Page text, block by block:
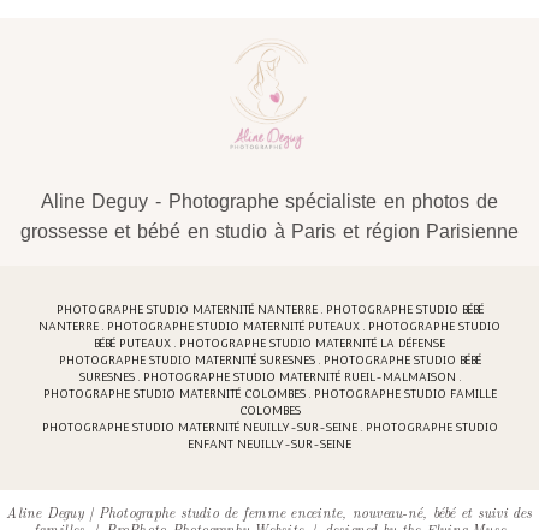
Aline Deguy - Photographe spécialiste en photos de
grossesse et bébé en studio à Paris et région Parisienne
PHOTOGRAPHE STUDIO MATERNITÉ NANTERRE . PHOTOGRAPHE STUDIO BÉBÉ
NANTERRE . PHOTOGRAPHE STUDIO MATERNITÉ PUTEAUX . PHOTOGRAPHE STUDIO
BÉBÉ PUTEAUX . PHOTOGRAPHE STUDIO MATERNITÉ LA DÉFENSE
PHOTOGRAPHE STUDIO MATERNITÉ SURESNES . PHOTOGRAPHE STUDIO BÉBÉ
SURESNES . PHOTOGRAPHE STUDIO MATERNITÉ RUEIL-MALMAISON .
PHOTOGRAPHE STUDIO MATERNITÉ COLOMBES . PHOTOGRAPHE STUDIO FAMILLE
COLOMBES
PHOTOGRAPHE STUDIO MATERNITÉ NEUILLY-SUR-SEINE . PHOTOGRAPHE STUDIO
ENFANT NEUILLY-SUR-SEINE
Aline Deguy | Photographe studio de femme enceinte, nouveau-né, bébé et suivi des